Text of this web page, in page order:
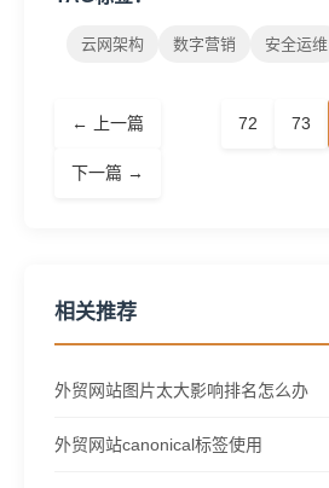
云网架构 数字营销 安全运维
← 上一篇 72 73
下一篇 →
相关推荐
外贸网站图片太大影响排名怎么办
外贸网站canonical标签使用